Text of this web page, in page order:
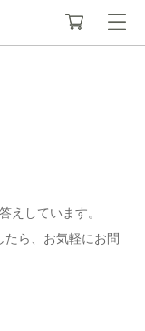
えしています。
ら、お気軽にお問